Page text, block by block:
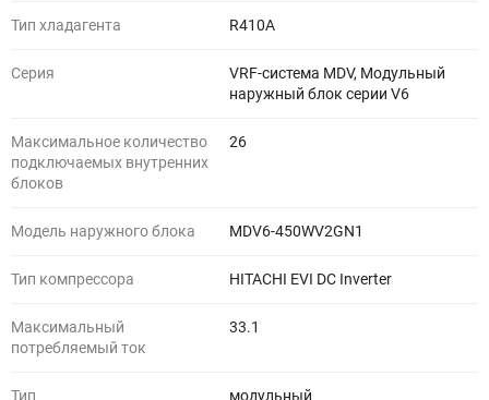
Тип хладагента R410A
Серия
VRF-система MDV, Модульный
наружный блок серии V6
Максимальное количество
подключаемых внутренних
блоков
26
Модель наружного блока MDV6-450WV2GN1
Тип компрессора HITACHI EVI DC Inverter
Максимальный
потребляемый ток
33.1
Тип модульный